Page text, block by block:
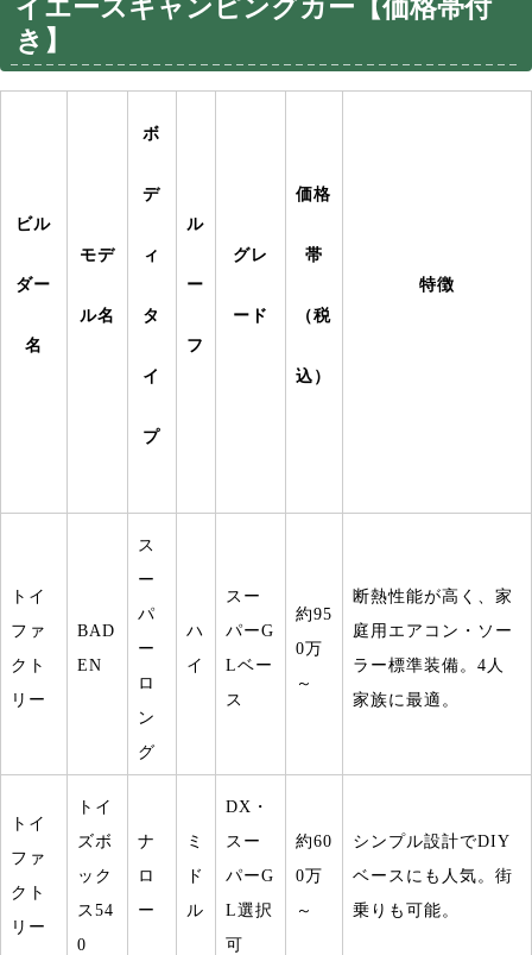
イエースキャンピングカー【価格帯付
き】
ビル
ダー
名
モデ
ル名
ボ
デ
ィ
タ
イ
プ
ル
ー
フ
グレ
ード
価格
帯
（税
込）
特徴
トイ
ファ
クト
リー
BAD
EN
ス
ー
パ
ー
ロ
ン
グ
ハ
イ
スー
パーG
Lベー
ス
約95
0万
～
断熱性能が高く、家
庭用エアコン・ソー
ラー標準装備。 4 人
家族に最適。
トイ
ファ
クト
リー
トイ
ズボ
ック
ス 54
0
ナ
ロ
ー
ミ
ド
ル
DX ・
スー
パーG
L選択
可
約60
0万
～
シンプル設計でDIY
ベースにも人気。街
乗りも可能。